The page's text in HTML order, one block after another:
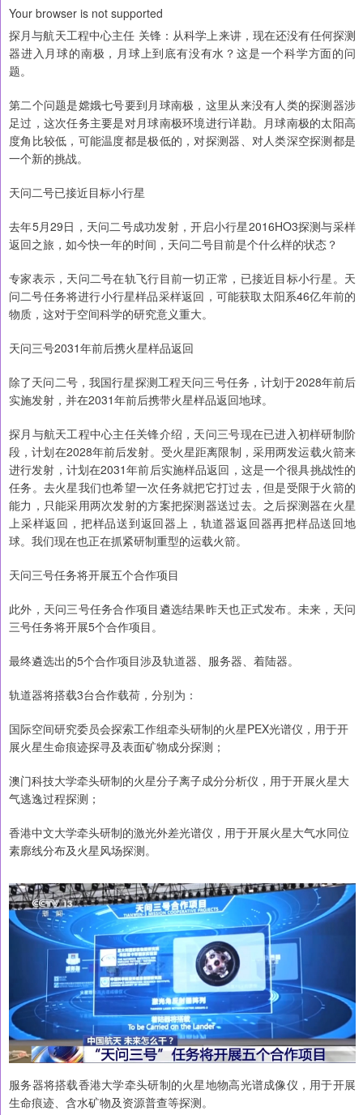
Your browser is not supported
探月与航天工程中心主任 关锋：从科学上来讲，现在还没有任何探测
器进入月球的南极，月球上到底有没有水？这是一个科学方面的问
题。
第二个问题是嫦娥七号要到月球南极，这里从来没有人类的探测器涉
足过，这次任务主要是对月球南极环境进行详勘。月球南极的太阳高
度角比较低，可能温度都是极低的，对探测器、对人类深空探测都是
一个新的挑战。
天问二号已接近目标小行星
去年5月29日，天问二号成功发射，开启小行星2016HO3探测与采样
返回之旅，如今快一年的时间，天问二号目前是个什么样的状态？
专家表示，天问二号在轨飞行目前一切正常，已接近目标小行星。天
问二号任务将进行小行星样品采样返回，可能获取太阳系46亿年前的
物质，这对于空间科学的研究意义重大。
天问三号2031年前后携火星样品返回
除了天问二号，我国行星探测工程天问三号任务，计划于2028年前后
实施发射，并在2031年前后携带火星样品返回地球。
探月与航天工程中心主任关锋介绍，天问三号现在已进入初样研制阶
段，计划在2028年前后发射。受火星距离限制，采用两发运载火箭来
进行发射，计划在2031年前后实施样品返回，这是一个很具挑战性的
任务。去火星我们也希望一次任务就把它打过去，但是受限于火箭的
能力，只能采用两次发射的方案把探测器送过去。之后探测器在火星
上采样返回，把样品送到返回器上，轨道器返回器再把样品送回地
球。我们现在也正在抓紧研制重型的运载火箭。
天问三号任务将开展五个合作项目
此外，天问三号任务合作项目遴选结果昨天也正式发布。未来，天问
三号任务将开展5个合作项目。
最终遴选出的5个合作项目涉及轨道器、服务器、着陆器。
轨道器将搭载3台合作载荷，分别为：
国际空间研究委员会探索工作组牵头研制的火星PEX光谱仪，用于开
展火星生命痕迹探寻及表面矿物成分探测；
澳门科技大学牵头研制的火星分子离子成分分析仪，用于开展火星大
气逃逸过程探测；
香港中文大学牵头研制的激光外差光谱仪，用于开展火星大气水同位
素廓线分布及火星风场探测。
服务器将搭载香港大学牵头研制的火星地物高光谱成像仪，用于开展
生命痕迹、含水矿物及资源普查等探测。